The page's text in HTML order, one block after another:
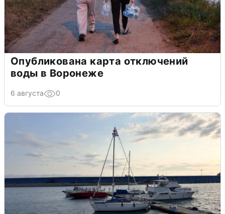
Опубликована карта отключений
воды в Воронеже
6 августа 0